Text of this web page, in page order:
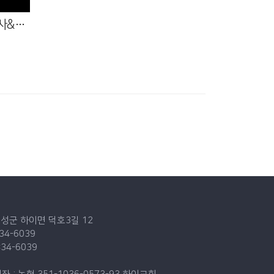
부산극동방송 출연(담임목사&사모)
군 하이면 덕호3길 12
6039
6039